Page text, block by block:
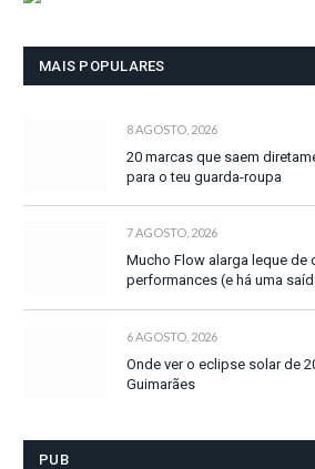
MAIS POPULARES
8 AGOSTO, 2026
20 marcas que saem
para o teu guarda-roupa
7 AGOSTO, 2026
Mucho Flow alarga leque de
performances (e há uma
6 AGOSTO, 2026
Onde ver o eclipse solar de
Guimarães
PUB